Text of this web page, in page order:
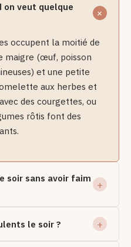
on veut quelque
occupent la moitié de
maigre (œuf, poisson
et une petite
aux herbes et
des courgettes, ou
rôtis font des
soir sans avoir faim
le soir ?